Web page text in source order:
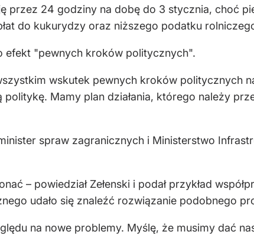
przez 24 godziny na dobę do 3 stycznia, choć
do kukurydzy oraz niższego podatku
efekt "pewnych kroków politycznych".
wskutek pewnych kroków politycznych
Mamy plan działania, którego należy
spraw zagranicznych i Ministerstwo
– powiedział Zełenski i podał przykład
udało się znaleźć rozwiązanie podobnego
na nowe problemy. Myślę, że musimy dać